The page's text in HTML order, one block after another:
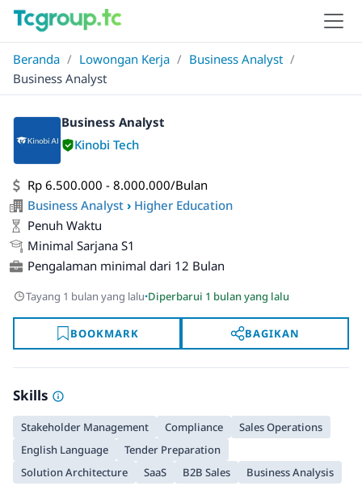
Beranda / Lowongan Kerja / Business Analyst /
Business Analyst
Business Analyst
Kinobi Tech
Rp 6.500.000 - 8.000.000/Bulan
Business Analyst › Higher Education
Penuh Waktu
Minimal Sarjana S1
Pengalaman minimal dari 12 Bulan
Tayang 1 bulan yang lalu·Diperbarui 1 bulan yang lalu
BOOKMARK BAGIKAN
Skills
Stakeholder Management Compliance
Sales Operations
English Language
Tender Preparation
Solution Architecture
SaaS B2B Sales Business Analysis